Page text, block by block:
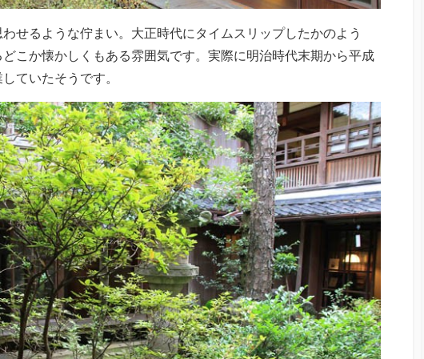
せるような佇まい。大正時代にタイムスリップしたかのよう
こか懐かしくもある雰囲気です。実際に明治時代末期から平成
ていたそうです。